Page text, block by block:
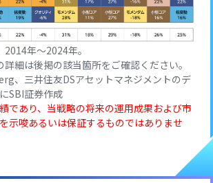
2014年～2024年。
詳細は後掲の該当箇所をご確認ください。
、三井住友DSアセットマネジメントのデ
SBI証券作成
であり、当戦略の将来の運⽤成果および市
⽰唆あるいは保証するものではありませ